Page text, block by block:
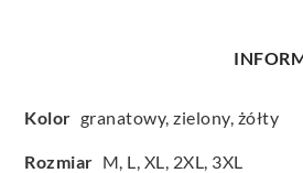
Kolor granatowy, zielony, żółty
Rozmiar M, L, XL, 2XL, 3XL